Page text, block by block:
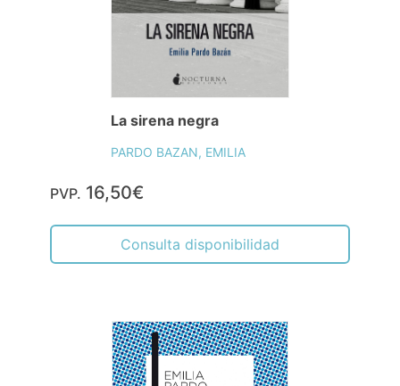
La sirena negra
PARDO BAZAN, EMILIA
PVP. 16,50€
Consulta disponibilidad